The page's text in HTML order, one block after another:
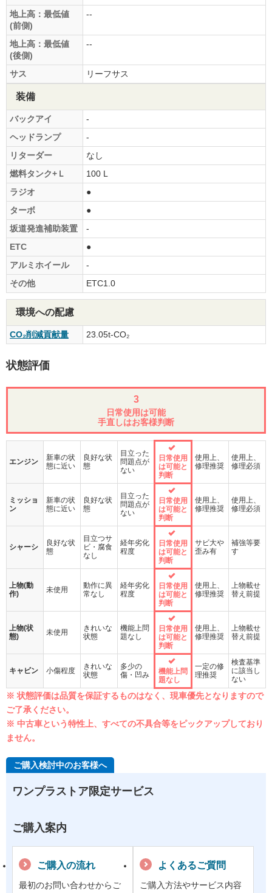
地上高：最低値
(前側)
--
地上高：最低値
(後側)
--
サス リーフサス
装備
バックアイ
-
ヘッドランプ
-
リターダー
なし
燃料タンク+Ｌ
100 L
ラジオ
●
ターボ
●
坂道発進補助装置
-
ETC
●
アルミホイール
-
その他
ETC1.0
環境への配慮
CO₂削減貢献量 23.05t-CO₂
状態評価
3
日常使用は可能
手直しはお客様判断
エンジン
新車の状
態に近い
良好な状
態
目立った
問題点が
ない
日常使用
は可能と
判断
使用上、
修理推奨
使用上、
修理必須
ミッショ
ン
新車の状
態に近い
良好な状
態
目立った
問題点が
ない
日常使用
は可能と
判断
使用上、
修理推奨
使用上、
修理必須
シャーシ
良好な状
態
目立つサ
ビ・腐食
なし
経年劣化
程度
日常使用
は可能と
判断
サビ大や
歪み有
補強等要
す
上物(動
作)
未使用
動作に異
常なし
経年劣化
程度
日常使用
は可能と
判断
使用上、
修理推奨
上物載せ
替え前提
上物(状
態)
未使用
きれいな
状態
機能上問
題なし
日常使用
は可能と
判断
使用上、
修理推奨
上物載せ
替え前提
キャビン 小傷程度
きれいな
状態
多少の
傷・凹み
機能上問
題なし
一定の修
理推奨
検査基準
に該当し
ない
※ 状態評価は品質を保証するものはなく、現車優先となりますので
ご了承ください。
※ 中古車という特性上、すべての不具合等をピックアップしており
ません。
ご購入検討中のお客様へ
ワンプラストア限定サービス
ご購入案内
ご購入の流れ
最初のお問い合わせからご
よくあるご質問
ご購入方法やサービス内容